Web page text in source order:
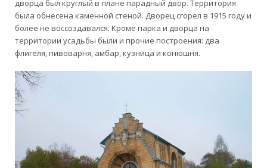
дворца был круглый в плане парадный двор. Территория
была обнесена каменной стеной. Дворец сгорел в 1915 годуи
более не воссоздавался. Кроме парка и дворца на
территории усадьбы были и прочие построения: два
флигеля,пивоварня, амбар, кузница и конюшня.